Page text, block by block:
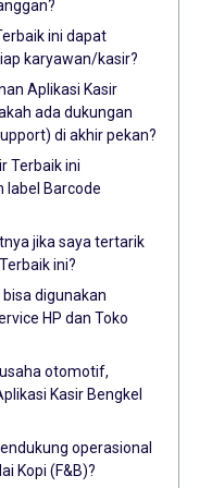
ini dapat
karyawan/kasir?
Aplikasi Kasir
ada dukungan
di akhir pekan?
Terbaik ini
label Barcode
jika saya tertarik
ini?
bisa digunakan
HP dan Toko
otomotif,
Kasir Bengkel
operasional
Kopi (F&B)?